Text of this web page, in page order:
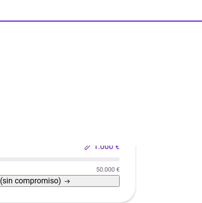
1.000 €
50.000 €
(sin compromiso)